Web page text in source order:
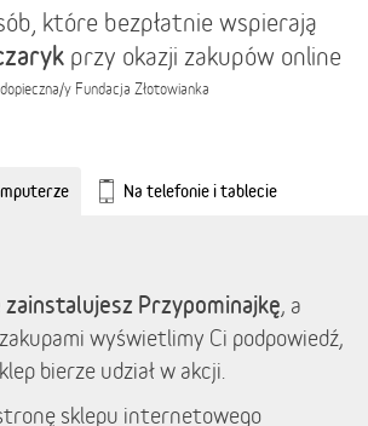
które bezpłatnie wspierają
przy okazji zakupów online
y Fundacja Złotowianka
Na telefonie i tablecie
Przypominajkę, a
wyświetlimy Ci podpowiedź,
bierze udział w akcji.
sklepu internetowego